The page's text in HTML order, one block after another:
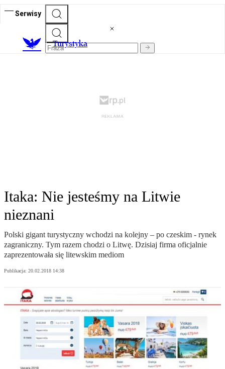
Serwisy
Turystyka
Itaka: Nie jesteśmy na Litwie
nieznani
Polski gigant turystyczny wchodzi na kolejny – po czeskim - rynek
zagraniczny. Tym razem chodzi o Litwę. Dzisiaj firma oficjalnie
zaprezentowała się litewskim mediom
Publikacja: 20.02.2018 14:38